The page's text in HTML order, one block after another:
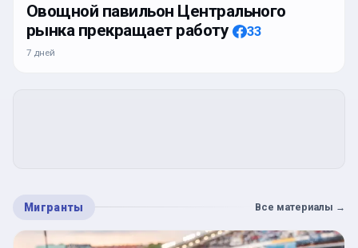
Овощной павильон Центрального
рынка прекращает работу
33
7 дней
Мигранты Все материалы →